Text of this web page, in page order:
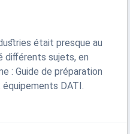
était presque au
différents sujets, en
: Guide de préparation
DATI.